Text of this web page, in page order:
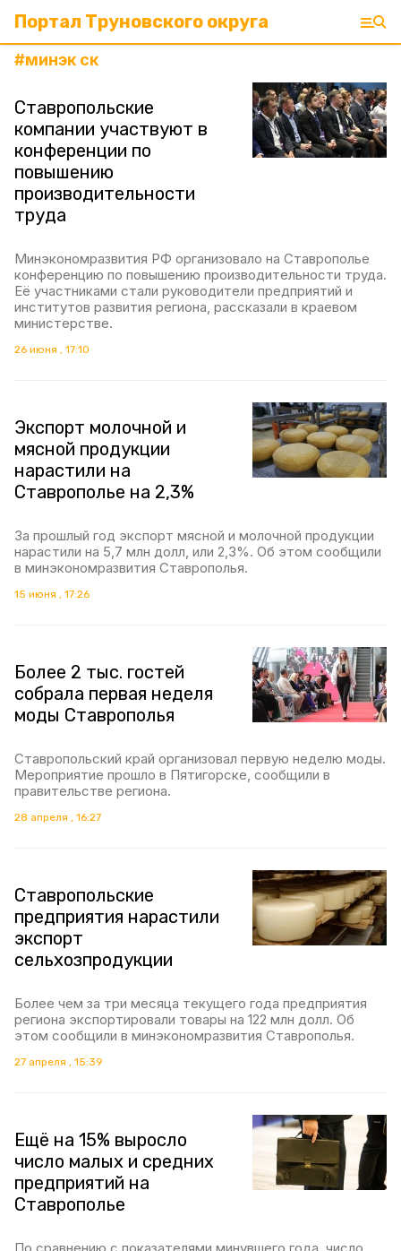
Портал Труновского округа
#минэк ск
Ставропольские
компании участвуют в
конференции по
повышению
производительности
труда
Минэкономразвития РФ организовало на Ставрополье
конференцию по повышению производительности труда.
Её участниками стали руководители предприятий и
институтов развития региона, рассказали в краевом
министерстве.
26 июня , 17:10
Экспорт молочной и
мясной продукции
нарастили на
Ставрополье на 2,3%
За прошлый год экспорт мясной и молочной продукции
нарастили на 5,7 млн долл, или 2,3%. Об этом сообщили
в минэкономразвития Ставрополья.
15 июня , 17:26
Более 2 тыс. гостей
собрала первая неделя
моды Ставрополья
Ставропольский край организовал первую неделю моды.
Мероприятие прошло в Пятигорске, сообщили в
правительстве региона.
28 апреля , 16:27
Ставропольские
предприятия нарастили
экспорт
сельхозпродукции
Более чем за три месяца текущего года предприятия
региона экспортировали товары на 122 млн долл. Об
этом сообщили в минэкономразвития Ставрополья.
27 апреля , 15:39
Ещё на 15% выросло
число малых и средних
предприятий на
Ставрополье